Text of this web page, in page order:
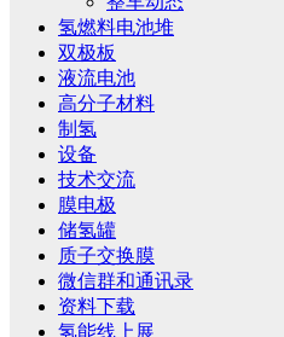
氢燃料电池堆
双极板
液流电池
高分子材料
制氢
设备
技术交流
膜电极
储氢罐
质子交换膜
微信群和通讯录
资料下载
氢能线上展